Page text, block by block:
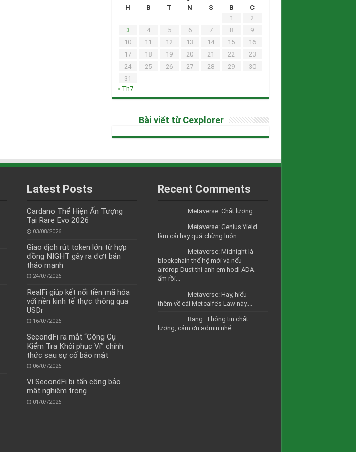
H
B T N S B
C
1
2
3
4 5 6 7 8
9
10
11 12 13 14 15
16
17
18 19 20 21 22
23
24
25 26 27 28 29
30
31
« Th7
Bài viết từ Cexplorer
Latest Posts
Cardano Thể Hiện Ấn Tượng
Tại Rare Evo 2026
03/08/2026
Giao dịch rút token lớn từ hợp
đồng NIGHT gây ra đợt bán
tháo mạnh
24/07/2026
RealFi giúp kết nối tiền mã hóa
với nền kinh tế thực thông qua
USDr
16/07/2026
SecondFi ra mắt “Công Cụ
Kiểm Tra Khôi phục Ví” chính
thức sau sự cố bảo mật
06/07/2026
Ví SecondFi bị tấn công bảo
mật nghiêm trọng
01/07/2026
Recent Comments
Metaverse: Chất lượng....
Metaverse: Genius Yield
làm cái hay quá chừng luôn....
Metaverse: Midnight là
blockchain thế hệ mới và nếu
airdrop Dust thì anh em hodl ADA
ấm rồi...
Metaverse: Hay, hiểu
thêm về cái Metcalfe’s Law này....
Bang: Thông tin chất
lượng, cám ơn admin nhé...